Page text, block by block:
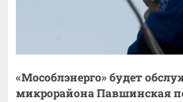
«Мособлэнерго» будет
микрорайона Павшинская